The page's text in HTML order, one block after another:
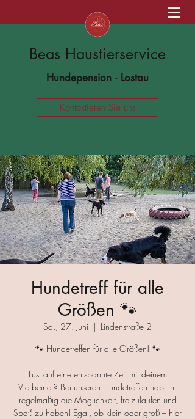
Beas Haustierservice
Hundepension · Lostau
Kontaktieren Sie uns
Hundetreff für alle
Größen 🐾
Sa., 27. Juni
  |
Lindenstraße 2
🐾 Hundetreffen für alle Größen! 🐾
Lust auf eine entspannte Zeit mit deinem
Vierbeiner? Bei unseren Hundetreffen habt ihr
regelmäßig die Möglichkeit, freizulaufen und
Spaß zu haben! Egal, ob klein oder groß – hier